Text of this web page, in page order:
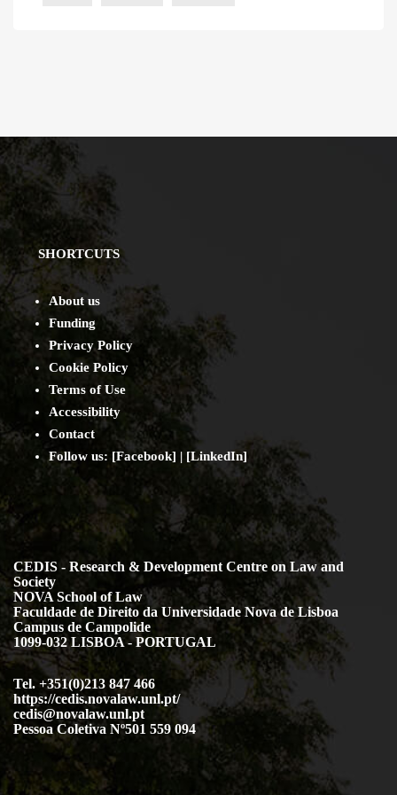
SHORTCUTS
About us
Funding
Privacy Policy
Cookie Policy
Terms of Use
Accessibility
Contact
Follow us: [Facebook] | [LinkedIn]
CEDIS - Research & Development Centre on Law and
Society
NOVA School of Law
Faculdade de Direito da Universidade Nova de Lisboa
Campus de Campolide
1099-032 LISBOA - PORTUGAL
Tel. +351(0)213 847 466
https://cedis.novalaw.unl.pt/
cedis@novalaw.unl.pt
Pessoa Coletiva Nº501 559 094